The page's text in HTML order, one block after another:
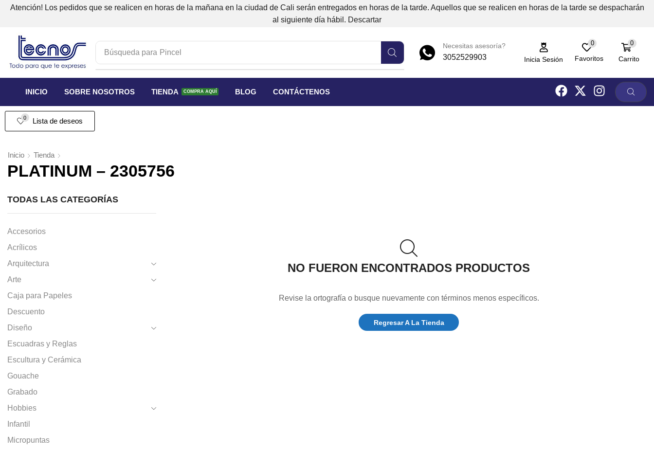
Atención! Los pedidos que se realicen en horas de la mañana en la ciudad de Cali serán entregados en horas de la tarde. Aquellos que se realicen en horas de la tarde se despacharán
al siguiente día hábil. Descartar
Búsqueda para Pincel
Necesitas asesoría?
3052529903 Inicia Sesión
0
Favoritos
0
Carrito
INICIO SOBRE NOSOTROS TIENDA COMPRA AQUÍ BLOG CONTÁCTENOS
0 Lista de deseos
Inicio Tienda
PLATINUM – 2305756
NO FUERON ENCONTRADOS PRODUCTOS
Revise la ortografía o busque nuevamente con términos menos específicos.
Regresar A La Tienda
TODAS LAS CATEGORÍAS
Accesorios
Acrílicos
Arquitectura
Arte
Caja para Papeles
Descuento
Diseño
Escuadras y Reglas
Escultura y Cerámica
Gouache
Grabado
Hobbies
Infantil
Micropuntas